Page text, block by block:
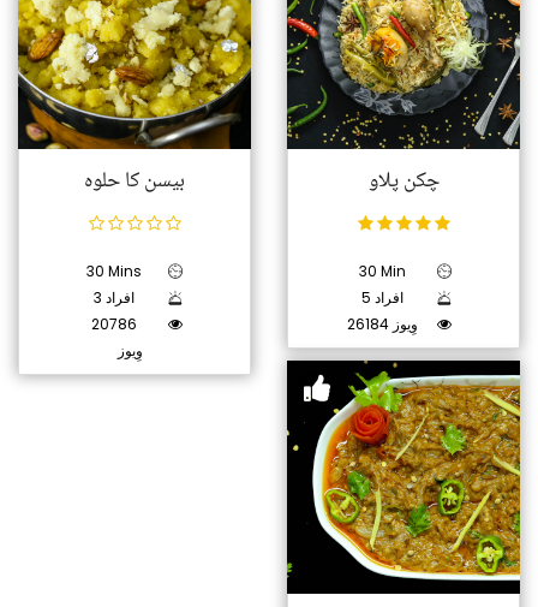
بیسن کا حلوہ
30 Mins
3 افراد
20786
وِیوز
چکن پلاو
30 Min
5 افراد
26184 وِیوز